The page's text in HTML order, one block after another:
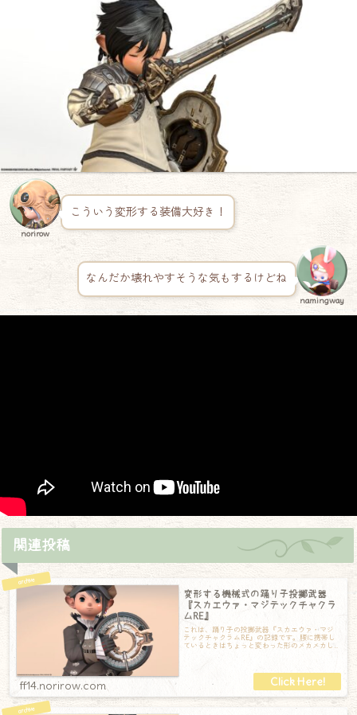
norirow
こういう変形する装備大好き！
なんだか壊れやすそうな気もするけどね
namingway
関連投稿
変形する機械式の踊り子投擲武器
『スカエウァ・マジテックチャクラ
ムRE』
これは、踊り子の投擲武器『スカエウァ・マジ
テックチャクラムRE』の記録です。腰に携帯し
ているときはちょっと変わった形のメカメカし
ff14.norirow.com